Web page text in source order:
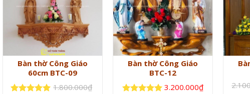
Bàn thờ Công Giáo
60cm BTC-09
1.800.000₫
Bàn thờ Công Giáo
BTC-12
3.200.000₫